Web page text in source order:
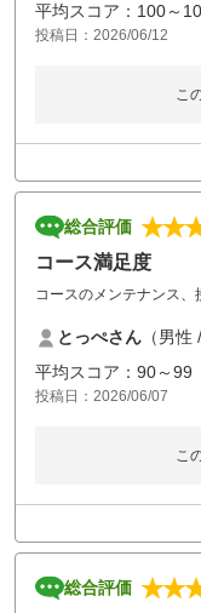
平均スコア：100～
投稿日：2026/06/12
こ
総合評価
コース満足度
コースのメンテナンス、
とっぺさん （男性
平均スコア：90～99
投稿日：2026/06/07
こ
総合評価